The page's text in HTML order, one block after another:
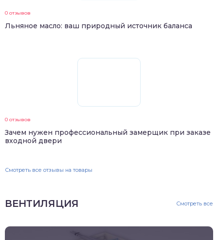
0 отзывов
Льняное масло: ваш природный источник баланса
0 отзывов
Зачем нужен профессиональный замерщик при заказе
входной двери
Смотреть все отзывы на товары
ВЕНТИЛЯЦИЯ Смотреть все